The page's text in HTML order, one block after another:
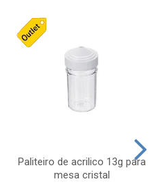
Paliteiro de acrilico 13g para
mesa cristal